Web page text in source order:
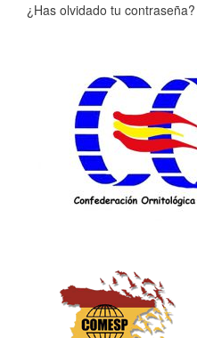
¿Has olvidado tu contraseña?